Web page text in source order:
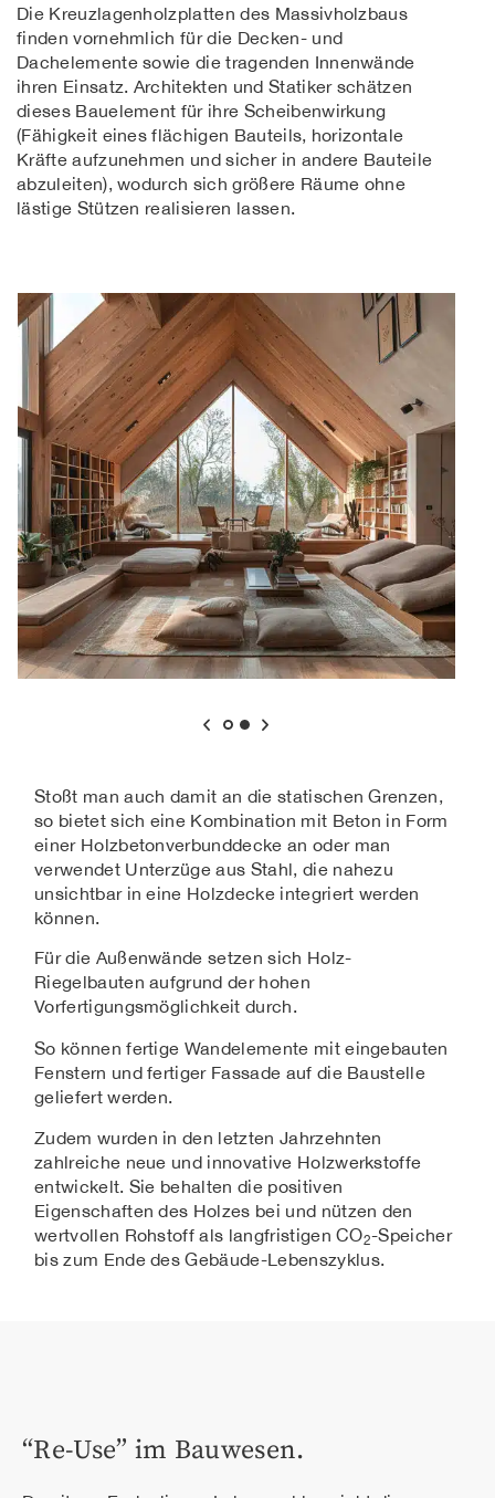
Die Kreuzlagenholzplatten des Massivholzbaus
finden vornehmlich für die Decken- und
Dachelemente sowie die tragenden Innenwände
ihren Einsatz. Architekten und Statiker schätzen
dieses Bauelement für ihre Scheibenwirkung
(Fähigkeit eines flächigen Bauteils, horizontale
Kräfte aufzunehmen und sicher in andere Bauteile
abzuleiten), wodurch sich größere Räume ohne
lästige Stützen realisieren lassen.
Stoßt man auch damit an die statischen Grenzen,
so bietet sich eine Kombination mit Beton in Form
einer Holzbetonverbunddecke an oder man
verwendet Unterzüge aus Stahl, die nahezu
unsichtbar in eine Holzdecke integriert werden
können.
Für die Außenwände setzen sich Holz-
Riegelbauten aufgrund der hohen
Vorfertigungsmöglichkeit durch.
So können fertige Wandelemente mit eingebauten
Fenstern und fertiger Fassade auf die Baustelle
geliefert werden.
Zudem wurden in den letzten Jahrzehnten
zahlreiche neue und innovative Holzwerkstoffe
entwickelt. Sie behalten die positiven
Eigenschaften des Holzes bei und nützen den
wertvollen Rohstoff als langfristigen CO2-Speicher
bis zum Ende des Gebäude-Lebenszyklus.
“Re-Use” im Bauwesen.